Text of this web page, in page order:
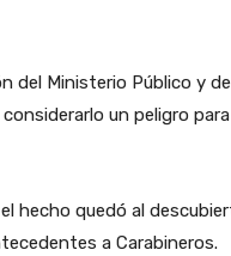
del Ministerio Público y
un peligro
hecho quedó al
a Carabineros.